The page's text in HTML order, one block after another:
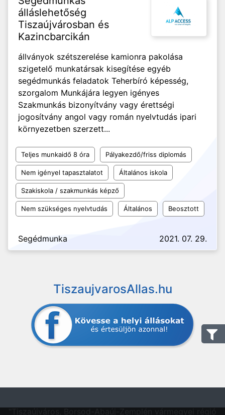
álláslehetőség
Tiszaújvárosban és
Kazincbarcikán
állványok szétszerelése kamionra pakolása
szigetelő munkatársak kisegítése egyéb
segédmunkás feladatok Teherbíró képesség,
szorgalom Munkájára legyen igényes
Szakmunkás bizonyítvány vagy érettségi
jogosítvány angol vagy román nyelvtudás ipari
környezetben szerzett...
Teljes munkaidő 8 óra Pályakezdő/friss diplomás
Nem igényel tapasztalatot Általános iskola
Szakiskola / szakmunkás képző
Nem szükséges nyelvtudás Általános Beosztott
Segédmunka 2021. 07. 29.
TiszaujvarosAllas.hu